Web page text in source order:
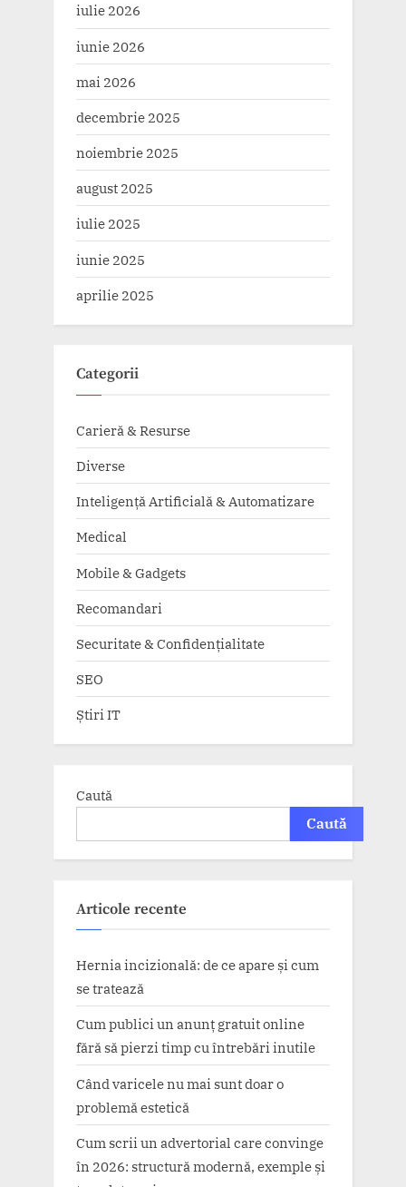
iulie 2026
iunie 2026
mai 2026
decembrie 2025
noiembrie 2025
august 2025
iulie 2025
iunie 2025
aprilie 2025
Categorii
Carieră & Resurse
Diverse
Inteligență Artificială & Automatizare
Medical
Mobile & Gadgets
Recomandari
Securitate & Confidențialitate
SEO
Știri IT
Caută
Caută
Articole recente
Hernia incizională: de ce apare și cum
se tratează
Cum publici un anunț gratuit online
fără să pierzi timp cu întrebări inutile
Când varicele nu mai sunt doar o
problemă estetică
Cum scrii un advertorial care convinge
în 2026: structură modernă, exemple și